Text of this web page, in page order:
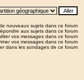
nouveaux sujets dans ce forum
aux sujets dans ce forum
vos messages dans ce forum
vos messages dans ce forum
dans les sondages de ce forum